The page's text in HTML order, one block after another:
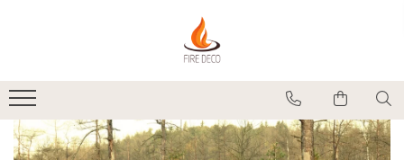
Vetre de foc
Grătare, plite și accesorii
Șeminee de exterior